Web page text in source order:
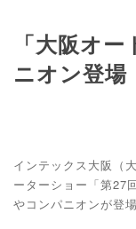
「大阪オ
ニオン登場
インテックス大阪（
ーターショー「第27
やコンパニオンが登場